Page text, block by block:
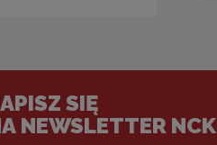
SIĘ
NEWSLETTER NCK